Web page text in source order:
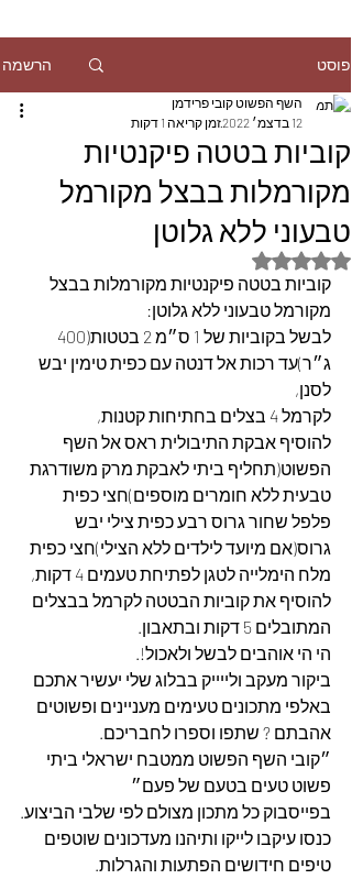
פוסט הרשמה
קוביות בטטה פיקנטיות
מקורמלות בבצל מקורמל
טבעוני ללא גלוטן
השף הפשוט קובי פרידמן
12 בדצמ׳ 2022
זמן קריאה 1 דקות
דירוג של NaN מתוך 5 כוכבים
קוביות בטטה פיקנטיות מקורמלות בבצל
מקורמל טבעוני ללא גלוטן:
ג״ר)עד רכות אל דנטה עם כפית טימין יבש
לסנן,
לקרמל 4 בצלים בחתיחות קטנות,
להוסיף אבקת התיבולית ראס אל השף
הפשוט(תחליף ביתי לאבקת מרק משודרגת
טבעית ללא חומרים מוספים)חצי כפית
פלפל שחור גרוס רבע כפית צילי יבש
גרוס(אם מיועד לילדים ללא הצילי)חצי כפית
מלח הימלייה לטגן לפתיחת טעמים 4 דקות,
להוסיף את קוביות הבטטה לקרמל בבצלים
המתובלים 5 דקות ובתאבון.
הי הי אוהבים לבשל ולאכול!.
ביקור מעקב ולייייק בבלוג שלי יעשיר אתכם
באלפי מתכונים טעימים מעניינים ופשוטים
אהבתם ? שתפו וספרו לחבריכם.
״קובי השף הפשוט ממטבח ישראלי ביתי
פשוט טעים בטעם של פעם״
בפייסבוק כל מתכון מצולם לפי שלבי הביצוע.
כנסו עיקבו לייקו ותיהנו מעדכונים שוטפים
טיפים חידושים הפתעות והגרלות.